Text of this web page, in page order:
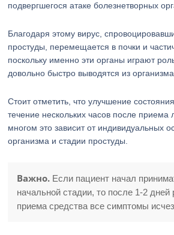
подвергшегося атаке болезнетворных
Благодаря этому вирус,
простуды, перемещается в почки и
поскольку именно эти органы играют
довольно быстро выводятся из организма.
Стоит отметить, что улучшение
течение нескольких часов после приема
многом это зависит от индивидуальных
организма и стадии простуды.
Важно. Если пациент начал
начальной стадии, то после 1-2 дней
приема средства все симптомы